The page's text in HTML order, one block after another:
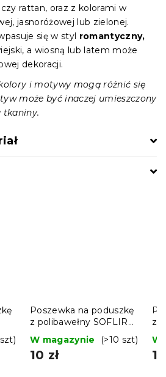
rattan, oraz z kolorami w
jasnoróżowej lub zielonej.
się w styl romantyczny,
a wiosną lub latem może
dekoracji.
i motywy mogą różnić się
może być inaczej umieszczony
tkaniny.
Poszewka na poduszkę
z polibawełny SOFLIRA
POLY 70x90 cm,
kolorowy
W magazynie (>10 szt)
10 zł
z
W